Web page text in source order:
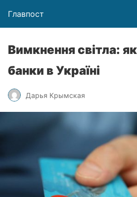
Главпост
Вимкнення світла:
банки в Україні
Дарья Крымская